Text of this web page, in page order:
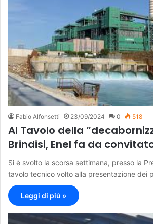
Fabio Alfonsetti 23/09/2024 0 518
Al Tavolo della
Brindisi, Enel fa da
Si è svolto la scorsa settimana, presso la
tavolo tecnico volto alla presentazione dei
Leggi di più »